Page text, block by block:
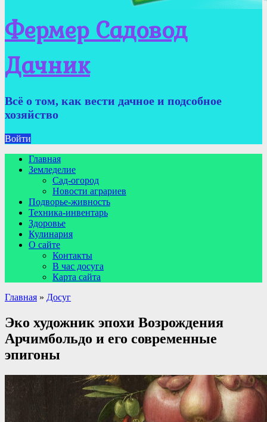
Фермер Садовод
Дачник
Всё о том, как вести дачное и подсобное
хозяйство
Войти
Главная
Земледелие
Сад-огород
Новости аграриев
Подворье-живность
Техника-инвентарь
Здоровье
Кулинария
О сайте
Контакты
В час досуга
Карта сайта
Главная » Досуг
Эко художник эпохи Возрождения
Арчимбольдо и его современные
эпигоны